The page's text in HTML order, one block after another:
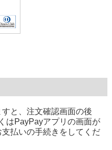
と、注文確認画面の後
はPayPayアプリの画面が
払いの手続きをしてくだ